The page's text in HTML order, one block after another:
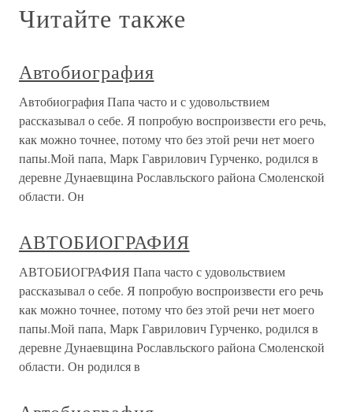
Читайте также
Автобиография
Автобиография Папа часто и с удовольствием
рассказывал о себе. Я попробую воспроизвести его речь,
как можно точнее, потому что без этой речи нет моего
папы.Мой папа, Марк Гаврилович Гурченко, родился в
деревне Дунаевщина Рославльского района Смоленской
области. Он
АВТОБИОГРАФИЯ
АВТОБИОГРАФИЯ Папа часто с удовольствием
рассказывал о себе. Я попробую воспроизвести его речь
как можно точнее, потому что без этой речи нет моего
папы.Мой папа, Марк Гаврилович Гурченко, родился в
деревне Дунаевщина Рославльского района Смоленской
области. Он родился в